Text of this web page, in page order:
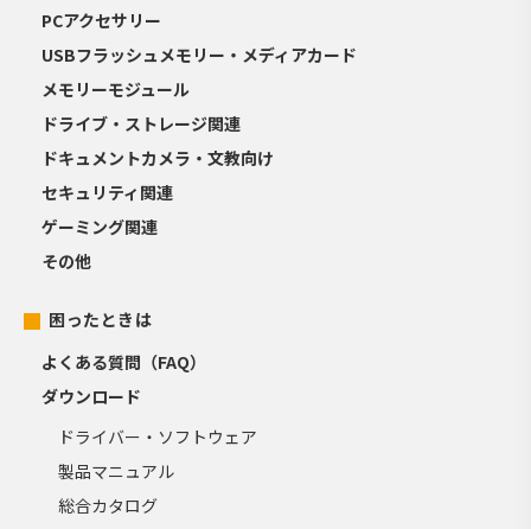
PCアクセサリー
USBフラッシュメモリー・メディアカード
メモリーモジュール
ドライブ・ストレージ関連
ドキュメントカメラ・文教向け
セキュリティ関連
ゲーミング関連
その他
困ったときは
よくある質問（FAQ）
ダウンロード
ドライバー・ソフトウェア
製品マニュアル
総合カタログ